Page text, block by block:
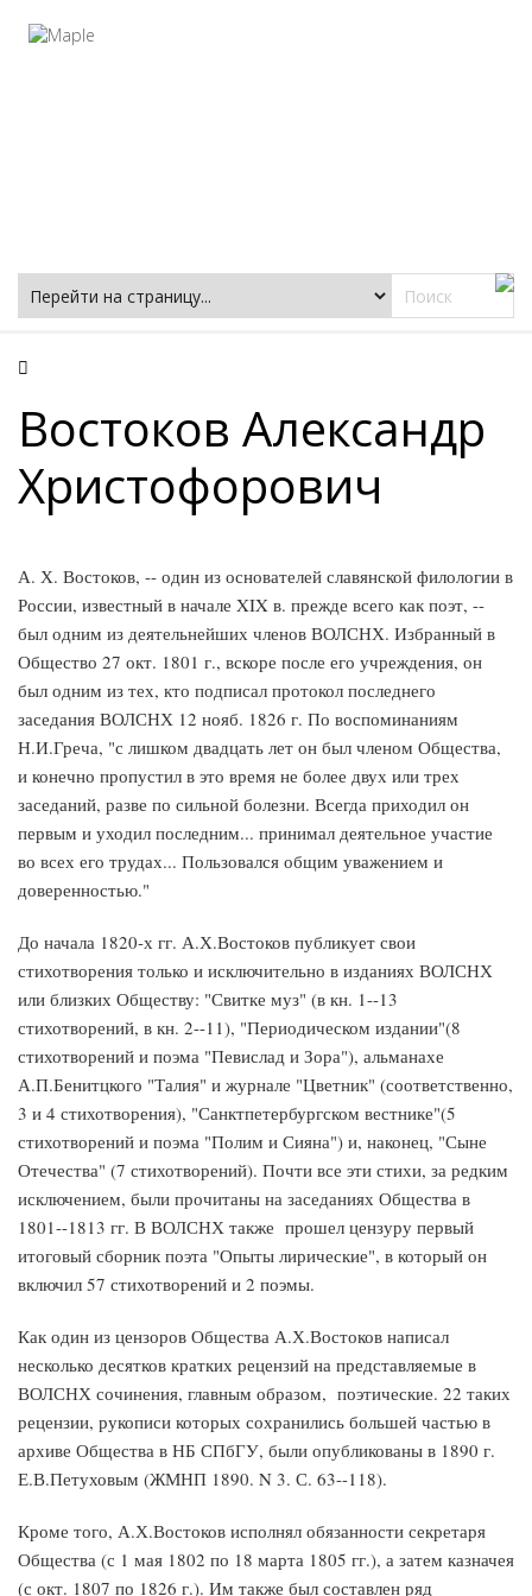
Востоков Александр
Христофорович
А. Х. Востоков, -- один из основателей славянской филологии в
России, известный в начале XIX в. прежде всего как поэт, --
был одним из деятельнейших членов ВОЛСНХ. Избранный в
Общество 27 окт. 1801 г., вскоре после его учреждения, он
был одним из тех, кто подписал протокол последнего
заседания ВОЛСНХ 12 нояб. 1826 г. По воспоминаниям
Н.И.Греча, "с лишком двадцать лет он был членом Общества,
и конечно пропустил в это время не более двух или трех
заседаний, разве по сильной болезни. Всегда приходил он
первым и уходил последним... принимал деятельное участие
во всех его трудах... Пользовался общим уважением и
доверенностью."
До начала 1820-х гг. А.Х.Востоков публикует свои
стихотворения только и исключительно в изданиях ВОЛСНХ
или близких Обществу: "Свитке муз" (в кн. 1--13
стихотворений, в кн. 2--11), "Периодическом издании"(8
стихотворений и поэма "Певислад и Зора"), альманахе
А.П.Бенитцкого "Талия" и журнале "Цветник" (соответственно,
3 и 4 стихотворения), "Санктпетербургском вестнике"(5
стихотворений и поэма "Полим и Сияна") и, наконец, "Сыне
Отечества" (7 стихотворений). Почти все эти стихи, за редким
исключением, были прочитаны на заседаниях Общества в
1801--1813 гг. В ВОЛСНХ также прошел цензуру первый
итоговый сборник поэта "Опыты лирические", в который он
включил 57 стихотворений и 2 поэмы.
Как один из цензоров Общества А.Х.Востоков написал
несколько десятков кратких рецензий на представляемые в
ВОЛСНХ сочинения, главным образом, поэтические. 22 таких
рецензии, рукописи которых сохранились большей частью в
архиве Общества в НБ СПбГУ, были опубликованы в 1890 г.
Е.В.Петуховым (ЖМНП 1890. N 3. С. 63--118).
Кроме того, А.Х.Востоков исполнял обязанности секретаря
Общества (с 1 мая 1802 по 18 марта 1805 гг.), а затем казначея
(с окт. 1807 по 1826 г.). Им также был составлен ряд